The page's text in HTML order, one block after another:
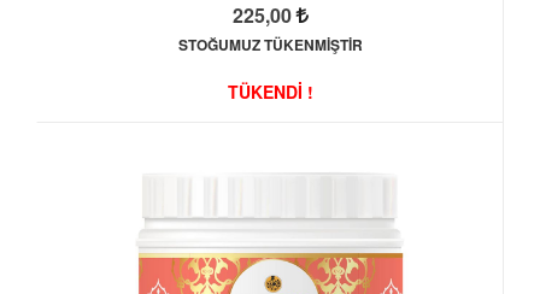
225,00
STOĞUMUZ TÜKENMİŞTİR
TÜKENDİ !